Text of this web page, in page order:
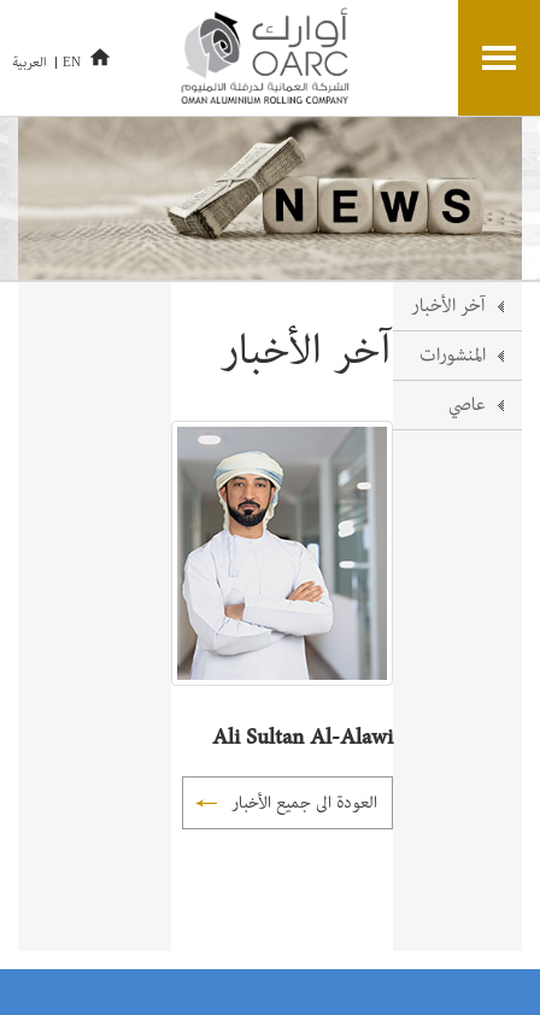
EN العربية
آخر الأخبار
المنشورات
عاصي
آخر الأخبار
Ali Sultan Al-Alawi
العودة الى جميع الأخبار